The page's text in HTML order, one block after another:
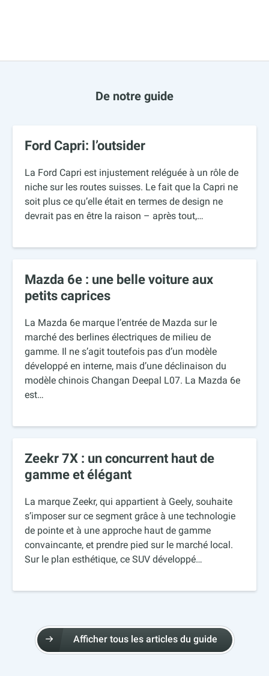
De notre guide
Ford Capri: l’outsider
La Ford Capri est injustement reléguée à un rôle de
niche sur les routes suisses. Le fait que la Capri ne
soit plus ce qu’elle était en termes de design ne
devrait pas en être la raison – après tout,…
Mazda 6e : une belle voiture aux
petits caprices
La Mazda 6e marque l’entrée de Mazda sur le
marché des berlines électriques de milieu de
gamme. Il ne s’agit toutefois pas d’un modèle
développé en interne, mais d’une déclinaison du
modèle chinois Changan Deepal L07. La Mazda 6e
est…
Zeekr 7X : un concurrent haut de
gamme et élégant
La marque Zeekr, qui appartient à Geely, souhaite
s’imposer sur ce segment grâce à une technologie
de pointe et à une approche haut de gamme
convaincante, et prendre pied sur le marché local.
Sur le plan esthétique, ce SUV développé…
Afficher tous les articles du guide